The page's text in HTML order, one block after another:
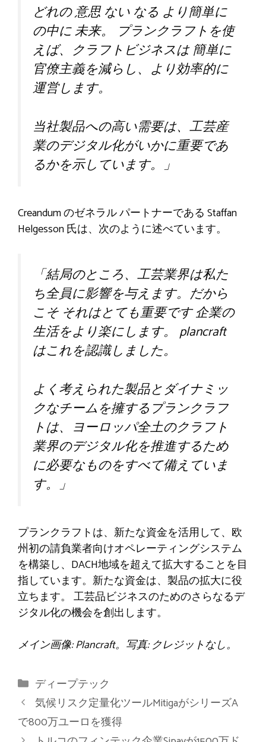
どれの意思ないなる より簡単に
の中に未来。
プランクラフトを使
えば、クラフトビジネスは簡単に
官僚主義を減らし、より効率的に
運営します。
当社製品への高い需要は、工芸産
業のデジタル化がいかに重要であ
るかを示しています。」
Creandum のゼネラル パートナーである Staffan
Helgesson 氏は、次のように述べています。
「結局のところ、工芸業界は私た
ち全員に影響を与えます。だから
こそ それはとても重要です企業の
生活をより楽にします。 plancraft
はこれを認識しました。
よく考えられた製品とダイナミッ
クなチームを擁するプランクラフ
トは、ヨーロッパ全土のクラフト
業界のデジタル化を推進するため
に必要なものをすべて備えていま
す。」
プランクラフトは、新たな資金を活用して、欧
州初の請負業者向けオペレーティングシステム
を構築し、DACH地域を超えて拡大することを目
指しています。新たな資金は、製品の拡大に役
立ちます。 工芸品ビジネスのためのさらなるデ
ジタル化の機会を創出します。
メイン画像: Plancraft。写真: クレジットなし。
カ
テ
ゴ
リ
ディープテック
気候リスク定量化ツールMitigaがシリーズA
で800万ユーロを獲得